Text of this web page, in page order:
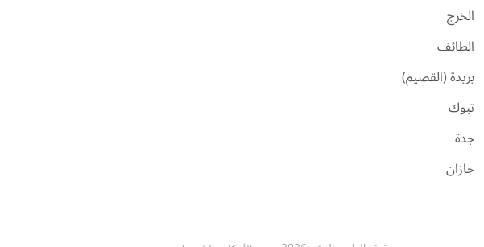
الخرج
الطائف
بريدة (القصيم)
تبوك
جدة
جازان